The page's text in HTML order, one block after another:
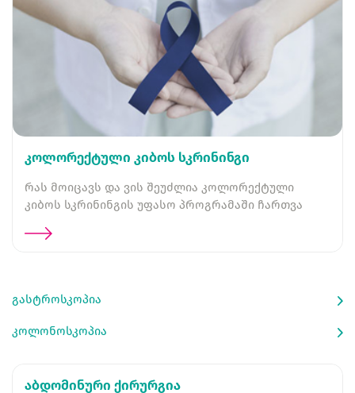
კოლორექტული კიბოს სკრინინგი
რას მოიცავს და ვის შეუძლია კოლორექტული
კიბოს სკრინინგის უფასო პროგრამაში ჩართვა
გასტროსკოპია
კოლონოსკოპია
აბდომინური ქირურგია